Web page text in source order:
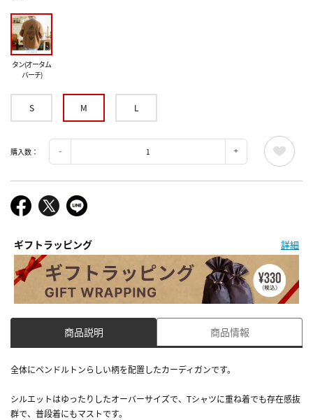
タン(オータム
バーチ)
S M L
購入数：
ギフトラッピング 詳細
商品説明 商品情報
全体にペンドルトンらしい柄を配置したカーディガンです。
シルエットはゆったりしたオーバーサイズで、Tシャツに重ね着でも存在感抜
群で、普段着にもマストです。